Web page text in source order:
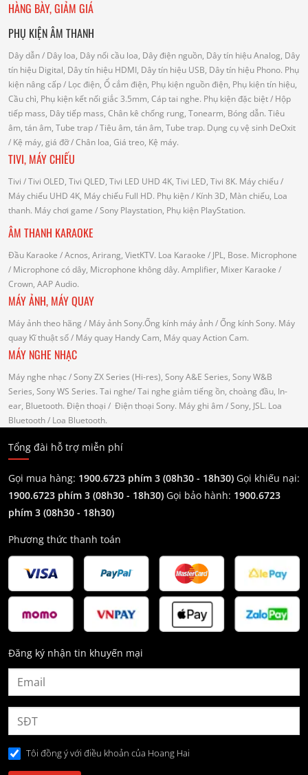
HÀNG BÀY, GIẢM GIÁ
PHỤ KIỆN ÂM THANH
Dây dẫn/ Dây loa, Dây nối cầu loa, Dây điện nguồn, Dây tín hiệu Analog, Dây
tín hiệu Digital, Dây tín hiệu HDMI, Dây tín hiệu USB, Dây tín hiệu Phono. Phụ
kiện nâng cấp/ Lọc điện, Ổ cắm điện, Phụ kiện nguồn điện, Phụ kiện tín hiệu,
Cầu chì, Phụ kiện kết nối giắc 3.5mm, Cáp tai nghe. Phụ kiện đặc biệt/ Hộp
tiếp mass, Dây tiếp mass, Chân kê chống rung, Tonearm, Bóng dẫn. Tiêu
âm, tán âm, Tube trap/ Tiêu âm, tán âm, Tube trap. Dụng cụ vệ sinh DeOxit
/ Kệ máy, giá đỡ/ Chân loa, Giá treo, Kệ máy.
TIVI, MÁY CHIẾU
Tivi / Tivi OLED, Tivi QLED, Tivi LED UHD 4K, Tivi LED, Tivi 8K. Máy chiếu/
Máy chiếu UHD 4K, Máy chiếu Full HD. Phụ kiện/ Kính 3D, Màn chiếu, Loa
thanh. Máy chơi game / Sony Playstation, Phụ kiện PlayStation.
ÂM THANH KARAOKE
Đầu Karaoke / Acnos, Arirang, VietKTV. Loa Karaoke / JPL, Bose. Microphone
/ Microphone có dây, Microphone không dây. Amplifier, Mixer Karaoke /
Crown, AAP Audio.
MÁY ẢNH, MÁY QUAY
Máy ảnh theo hãng / Máy ảnh Sony.Ống kính máy ảnh / Ống kính Sony. Máy
quay Kĩ thuật số/ Máy quay Handy Cam, Máy quay Action Cam.
MÁY NGHE NHẠC
Máy nghe nhạc / Sony ZX Series (Hi-res), Sony A&E Series, Sony W&B
Series, Sony WS Series. Tai nghe/ Tai nghe giảm tiếng ồn, choàng đầu, In-
ear, Bluetooth. Điện thoại / Điện thoại Sony. Máy ghi âm / Sony, JSL. Loa
Bluetooth/ Loa Bluetooth.
Tổng đài hỗ trợ miễn phí
Gọi mua hàng: 1900.6723 phím 3 (08h30 - 18h30) Gọi khiếu nại:
1900.6723 phím 3 (08h30 - 18h30) Gọi bảo hành: 1900.6723
phím 3 (08h30 - 18h30)
Phương thức thanh toán
Đăng ký nhận tin khuyến mại
Tôi đồng ý với điều khoản của Hoang Hai